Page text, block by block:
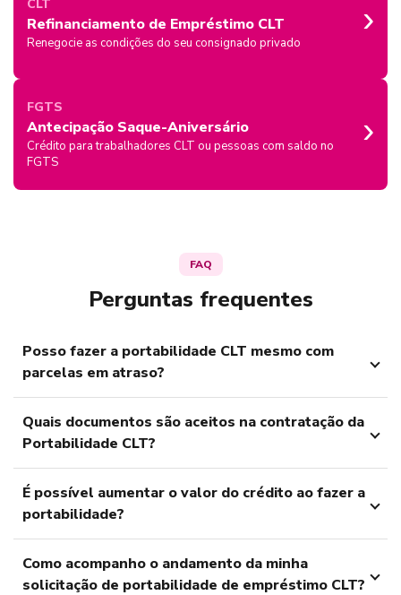
CLT
Refinanciamento de Empréstimo CLT
Renegocie as condições do seu consignado privado ›
FGTS
Antecipação Saque-Aniversário
Crédito para trabalhadores CLT ou pessoas com saldo no
FGTS
›
FAQ
Perguntas frequentes
Posso fazer a portabilidade CLT mesmo com
parcelas em atraso?
Quais documentos são aceitos na contratação da
Portabilidade CLT?
É possível aumentar o valor do crédito ao fazer a
portabilidade?
Como acompanho o andamento da minha
solicitação de portabilidade de empréstimo CLT?